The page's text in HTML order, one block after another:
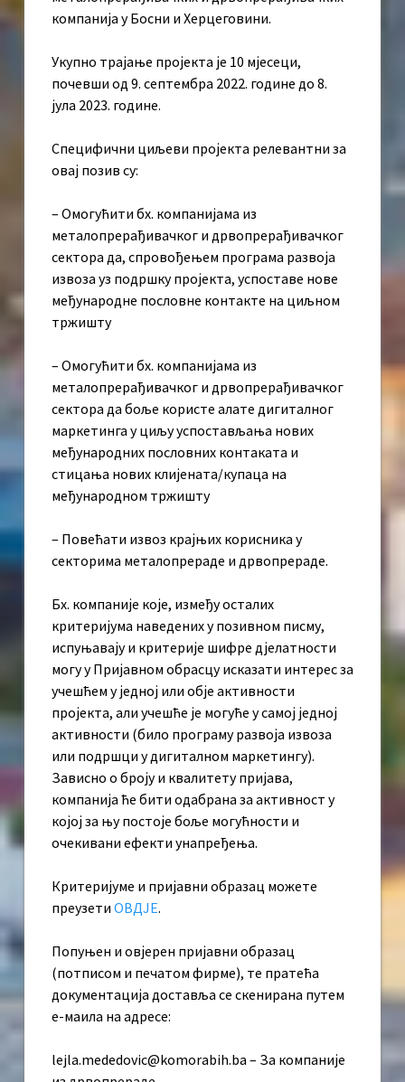
компанија у Босни и Херцеговини.
Укупно трајање пројекта је 10 мјесеци,
почевши од 9. септембра 2022. године до 8.
јула 2023. године.
Специфични циљеви пројекта релевантни за
овај позив су:
– Омогућити бх. компанијама из
металопрерађивачког и дрвопрерађивачког
сектора да, спровођењем програма развоја
извоза уз подршку пројекта, успоставе нове
међународне пословне контакте на циљном
тржишту
– Омогућити бх. компанијама из
металопрерађивачког и дрвопрерађивачког
сектора да боље користе алате дигиталног
маркетинга у циљу успостављања нових
међународних пословних контаката и
стицања нових клијената/купаца на
међународном тржишту
– Повећати извоз крајњих корисника у
секторима металопрераде и дрвопрераде.
Бх. компаније које, између осталих
критеријума наведених у позивном писму,
испуњавају и критерије шифре дјелатности
могу у Пријавном обрасцу исказати интерес за
учешћем у једној или обје активности
пројекта, али учешће је могуће у самој једној
активности (било програму развоја извоза
или подршци у дигиталном маркетингу).
Зависно о броју и квалитету пријава,
компанија ће бити одабрана за активност у
којој за њу постоје боље могућности и
очекивани ефекти унапређења.
Критеријуме и пријавни образац можете
преузети ОВДЈЕ.
Попуњен и овјерен пријавни образац
(потписом и печатом фирме), те пратећа
документација доставља се скенирана путем
е-маила на адресе:
lejla.mededovic@komorabih.ba – За компаније